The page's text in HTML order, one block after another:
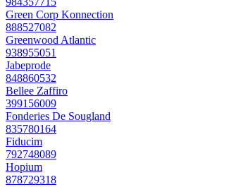
Green Corp Konnection
888527082
Greenwood Atlantic
938955051
Jabeprode
848860532
Bellee Zaffiro
399156009
Fonderies De Sougland
835780164
Fiducim
792748089
Hopium
878729318